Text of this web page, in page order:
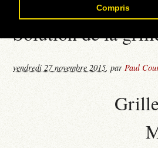
Compris
Solution de la
vendredi 27 novembre 2015,parPaul